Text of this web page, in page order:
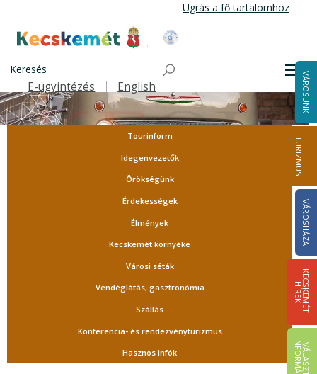
tartalomra
Ugrás a fő tartalomhoz
Kecskemét Város Honlapja
Keresés
Felső navigáció
E-ügyintézés English VÁROSUNK
TURIZMUS
VÁROSHÁZA
K
E
C
S
K
E
M
É
T
I
HÍ
R
E
K
V
Á
L
A
S
Z
T
Á
S
I
N
F
O
R
M
Á
C
I
Ó
Tourinform
Idegenvezetők
Örökségünk
Érdekességek
Élmények
Kecskemét környéke
Városi séták
Vendéglátás, gasztronómia
Szállás
Konferencia- és rendezvényturizmus
Hasznos infók